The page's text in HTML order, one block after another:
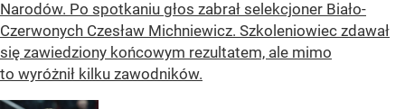
Narodów. Po spotkaniu głos zabrał selekcjoner Biało-
Czerwonych Czesław Michniewicz. Szkoleniowiec zdawał
się zawiedziony końcowym rezultatem, ale mimo
to wyróżnił kilku zawodników.